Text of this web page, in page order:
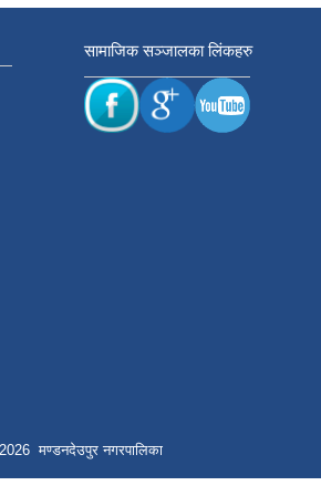
सामाजिक सञ्जालका लिंकहरु
मण्डनदेउपुर नगरपालिका